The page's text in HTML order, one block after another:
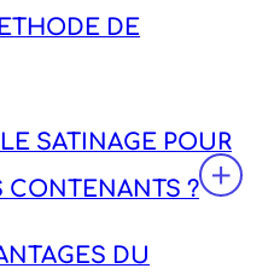
DE
SATINAGE POUR
CONTENANTS ?
DU